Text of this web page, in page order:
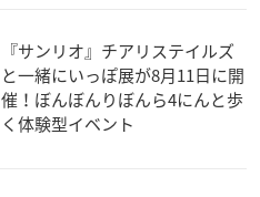
『サンリオ』チアリステイルズ
と一緒にいっぽ展が8月11日に開
催！ぼんぼんりぼんら4にんと歩
く体験型イベント